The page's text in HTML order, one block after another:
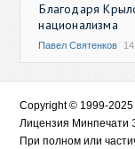
Благодаря
национализма
Павел Святенков
Copyright © 1999-2025
Лицензия
При полном или